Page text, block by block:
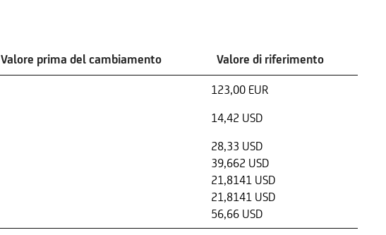
Valore prima del cambiamento Valore di riferimento
123,00 EUR
14,42 USD
28,33 USD
39,662 USD
21,8141 USD
21,8141 USD
56,66 USD